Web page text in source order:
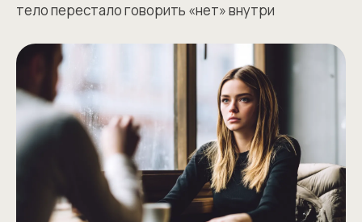
тело перестало говорить «нет» внутри